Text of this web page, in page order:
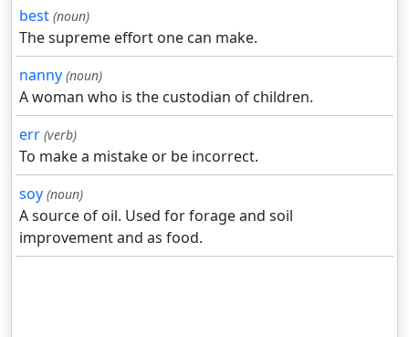
best (noun)
The supreme effort one can make.
nanny (noun)
A woman who is the custodian of children.
err (verb)
To make a mistake or be incorrect.
soy (noun)
A source of oil. Used for forage and soil
improvement and as food.